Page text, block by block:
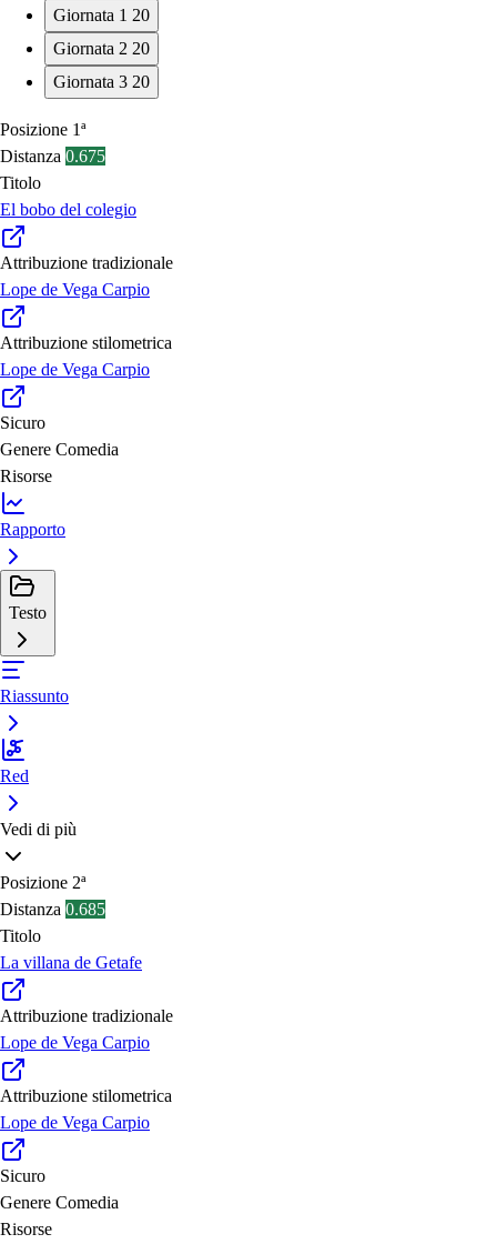
Giornata 1 20
Giornata 2 20
Giornata 3 20
Posizione 1ª
Distanza 0.675
Titolo
El bobo del colegio
Attribuzione tradizionale
Lope de Vega Carpio
Attribuzione stilometrica
Lope de Vega Carpio
Sicuro
Genere Comedia
Risorse
Rapporto
Testo
Riassunto
Red
Vedi di più
Posizione 2ª
Distanza 0.685
Titolo
La villana de Getafe
Attribuzione tradizionale
Lope de Vega Carpio
Attribuzione stilometrica
Lope de Vega Carpio
Sicuro
Genere Comedia
Risorse